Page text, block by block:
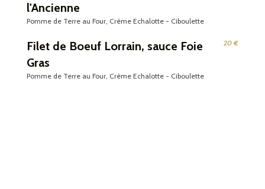
l'Ancienne
Pomme de Terre au Four, Crème Echalotte - Ciboulette
Filet de Boeuf Lorrain, sauce Foie
Gras
Pomme de Terre au Four, Crème Echalotte - Ciboulette
20 €